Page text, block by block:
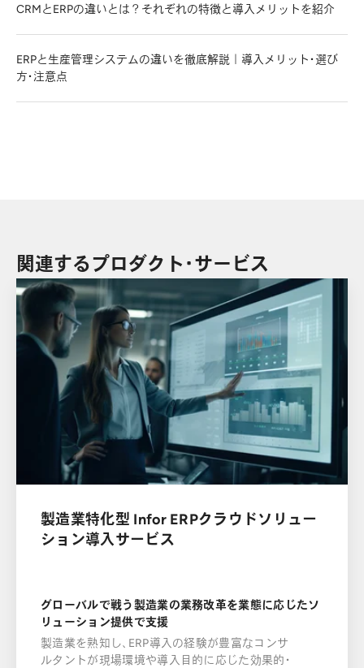
CRMとERPの違いとは？それぞれの特徴と導入メリットを紹介
ERPと生産管理システムの違いを徹底解説｜導入メリット・選び
方・注意点
関連するプロダクト・サービス
製造業特化型 Infor ERPクラウドソリュー
ション導⼊サービス
グローバルで戦う製造業の業務改⾰を業態に応じたソ
リューション提供で⽀援
製造業を熟知し、ERP導入の経験が豊富なコンサ
ルタントが現場環境や導入目的に応じた効果的・